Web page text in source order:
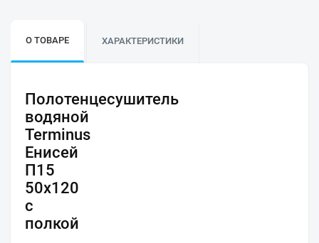
О ТОВАРЕ ХАРАКТЕРИСТИКИ
Полотенцесушитель
водяной
Terminus
Енисей
П15
50х120
с
полкой